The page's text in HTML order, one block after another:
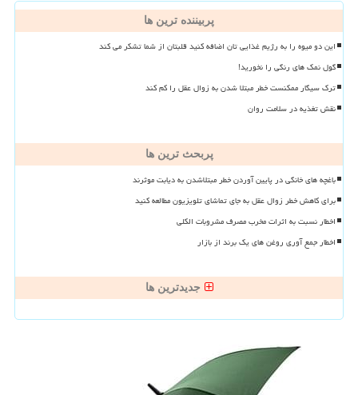
پربیننده ترین ها
این دو میوه را به رژیم غذایی تان اضافه کنید قلبتان از شما تشکر می کند
گول نمک های رنگی را نخورید!
ترک سیگار ممکنست خطر مبتلا شدن به زوال عقل را کم کند
نقش تغذیه در سلامت روان
پربحث ترین ها
باغچه های خانگی در پایین آوردن خطر مبتلاشدن به دیابت موثرند
برای کاهش خطر زوال عقل به جای تماشای تلویزیون مطالعه کنید
اخطار نسبت به اثرات مخرب مصرف مشروبات الکلی
اخطار جمع آوری روغن های یک برند از بازار
جدیدترین ها